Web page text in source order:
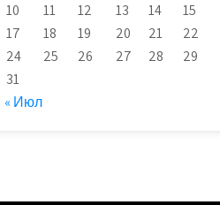
10
11 12 13 14 15
17
18 19 20 21 22
24
25 26 27 28 29
31
« Июл